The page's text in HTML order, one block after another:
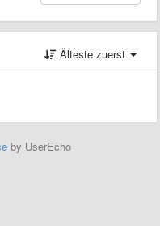
Älteste zuerst
by UserEcho